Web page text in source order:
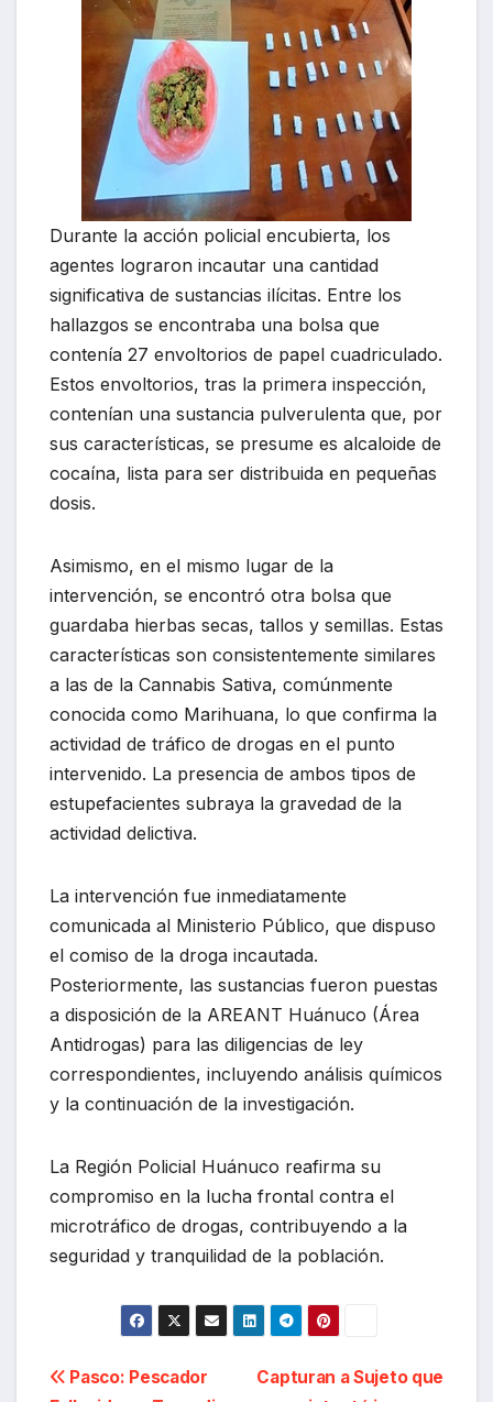
Durante la acción policial encubierta, los
agentes lograron incautar una cantidad
significativa de sustancias ilícitas. Entre los
hallazgos se encontraba una bolsa que
contenía 27 envoltorios de papel cuadriculado.
Estos envoltorios, tras la primera inspección,
contenían una sustancia pulverulenta que, por
sus características, se presume es alcaloide de
cocaína, lista para ser distribuida en pequeñas
dosis.
Asimismo, en el mismo lugar de la
intervención, se encontró otra bolsa que
guardaba hierbas secas, tallos y semillas. Estas
características son consistentemente similares
a las de la Cannabis Sativa, comúnmente
conocida como Marihuana, lo que confirma la
actividad de tráfico de drogas en el punto
intervenido. La presencia de ambos tipos de
estupefacientes subraya la gravedad de la
actividad delictiva.
La intervención fue inmediatamente
comunicada al Ministerio Público, que dispuso
el comiso de la droga incautada.
Posteriormente, las sustancias fueron puestas
a disposición de la AREANT Huánuco (Área
Antidrogas) para las diligencias de ley
correspondientes, incluyendo análisis químicos
y la continuación de la investigación.
La Región Policial Huánuco reafirma su
compromiso en la lucha frontal contra el
microtráfico de drogas, contribuyendo a la
seguridad y tranquilidad de la población.
Navegación
Capturan a Sujeto que
Pasco: Pescador